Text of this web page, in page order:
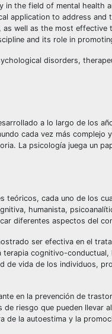
the field of mental health
application to address
well as the most
and its role in
disorders,
a lo largo de los
cada vez más complejo
La psicología juega un
teóricos, cada uno de los
humanista,
diferentes aspectos del
ser efectiva en el
terapia cognitivo-
de vida de los individuos,
en la prevención de
riesgo que pueden llevar
de la autoestima y la